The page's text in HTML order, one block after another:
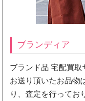
ブランディア
ブランド品 宅配買取
お送り頂いたお品物
り、査定を行ってお